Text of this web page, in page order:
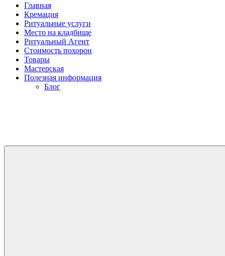
Главная
Кремация
Ритуальные услуги
Место на кладбище
Ритуальный Агент
Стоимость похорон
Товары
Мастерская
Полезная информация
Блог